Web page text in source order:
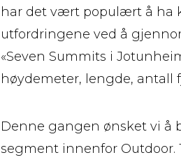
har det vært populært å ha
utfordringene ved å
«Seven Summits i
høydemeter, lengde, antall
Denne gangen ønsket vi å
segment innenfor